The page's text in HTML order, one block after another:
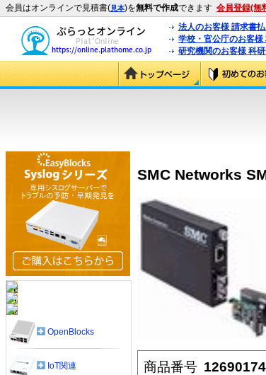
会員はオンラインで見積書(見本)を無料で作成できます 会員登録(無
法人のお客様 請求書
学校・官公庁のお客
研究機関のお客様 科
SMC Networks
商品番号 12690174
OpenBlocks
IoT関連